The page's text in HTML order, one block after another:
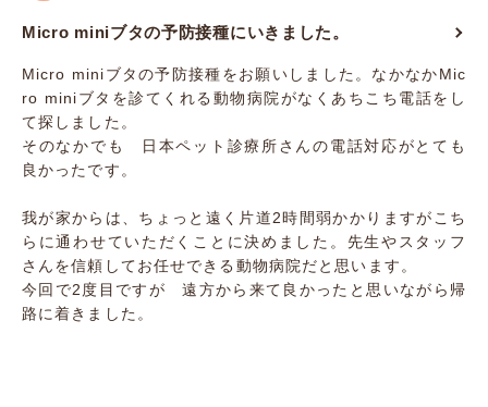
Micro miniブタの予防接種にいきました。
Micro miniブタの予防接種をお願いしました。なかなかMic
ro miniブタを診てくれる動物病院がなくあちこち電話をし
て探しました。
そのなかでも 日本ペット診療所さんの電話対応がとても
良かったです。
我が家からは、ちょっと遠く片道2時間弱かかりますがこち
らに通わせていただくことに決めました。先生やスタッフ
さんを信頼してお任せできる動物病院だと思います。
今回で2度目ですが 遠方から来て良かったと思いながら帰
路に着きました。